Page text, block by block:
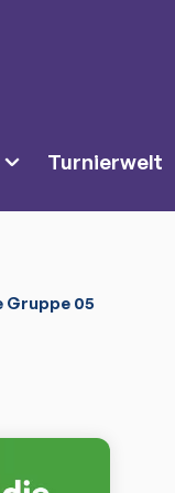
Turnierwelt
Gruppe 05